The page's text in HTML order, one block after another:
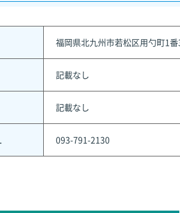
福岡県北九州市若松区用勺町1
記載なし
記載なし
093-791-2130